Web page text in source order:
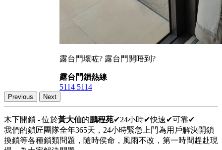
露台門壞咗? 露台門開唔到?
露台門鎖熱線
5114 5114
Previous Next
木下開鎖 - 位於黃大仙的鵬程苑✔24小時✔快速✔可靠✔
我們的鎖匠團隊全年365天，24小時緊急上門為用戶解決開鎖
換鎖等各種鎖類問題，隨時侯命，風雨不改，第一時間趕赴現